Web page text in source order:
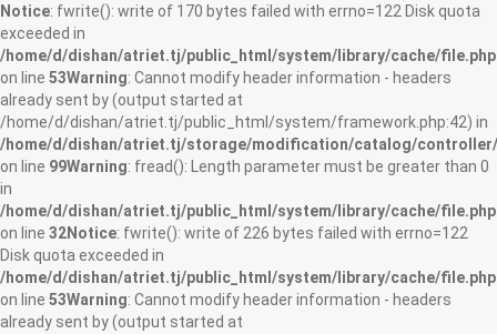
Notice: fwrite(): write of 170 bytes failed with errno=122 Disk quota
exceeded in
/home/d/dishan/atriet.tj/public_html/system/library/cache/file.php
on line 53Warning: Cannot modify header information - headers
already sent by (output started at
/home/d/dishan/atriet.tj/public_html/system/framework.php:42) in
/home/d/dishan/atriet.tj/storage/modification/catalog/
on line 99Warning: fread(): Length parameter must be greater than 0
in
/home/d/dishan/atriet.tj/public_html/system/library/cache/file.php
on line 32Notice: fwrite(): write of 226 bytes failed with errno=122
Disk quota exceeded in
/home/d/dishan/atriet.tj/public_html/system/library/cache/file.php
on line 53Warning: Cannot modify header information - headers
already sent by (output started at